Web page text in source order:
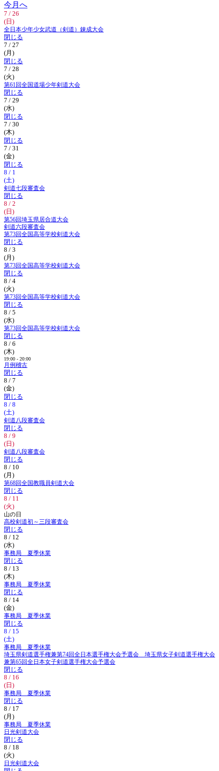
今月へ
7 / 26
(日)
全日本少年少女武道（剣道）錬成大会
閉じる
7 / 27
(月)
閉じる
7 / 28
(火)
第61回全国道場少年剣道大会
閉じる
7 / 29
(水)
閉じる
7 / 30
(木)
閉じる
7 / 31
(金)
閉じる
8 / 1
(土)
剣道七段審査会
閉じる
8 / 2
(日)
第56回埼玉県居合道大会
剣道六段審査会
第73回全国高等学校剣道大会
閉じる
8 / 3
(月)
第73回全国高等学校剣道大会
閉じる
8 / 4
(火)
第73回全国高等学校剣道大会
閉じる
8 / 5
(水)
第73回全国高等学校剣道大会
閉じる
8 / 6
(木)
19:00 - 20:00
月例稽古
閉じる
8 / 7
(金)
閉じる
8 / 8
(土)
剣道八段審査会
閉じる
8 / 9
(日)
剣道八段審査会
閉じる
8 / 10
(月)
第68回全国教職員剣道大会
閉じる
8 / 11
(火)
山の日
高校剣道初～三段審査会
閉じる
8 / 12
(水)
事務局 夏季休業
閉じる
8 / 13
(木)
事務局 夏季休業
閉じる
8 / 14
(金)
事務局 夏季休業
閉じる
8 / 15
(土)
事務局 夏季休業
埼玉県剣道選手権兼第74回全日本選手権大会予選会 埼玉県女子剣道選手権大会
兼第65回全日本女子剣道選手権大会予選会
閉じる
8 / 16
(日)
事務局 夏季休業
閉じる
8 / 17
(月)
事務局 夏季休業
日光剣道大会
閉じる
8 / 18
(火)
日光剣道大会